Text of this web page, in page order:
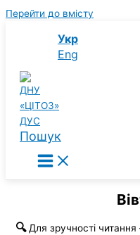
Перейти до вмісту
Укр
Eng
Пошук
🔍Для зручності